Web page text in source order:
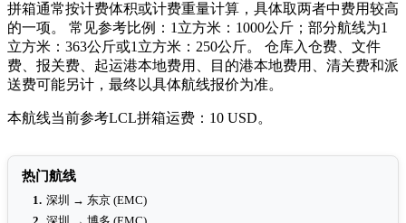
拼箱通常按计费体积或计费重量计算，具体取两者中费用较高
的一项。 常见参考比例：1立方米：1000公斤；部分航线为1
立方米：363公斤或1立方米：250公斤。 仓库入仓费、文件
费、报关费、起运港本地费用、目的港本地费用、清关费和派
送费可能另计，最终以具体航线报价为准。
本航线当前参考LCL拼箱运费：10 USD。
热门航线
1. 深圳 → 东京 (EMC)